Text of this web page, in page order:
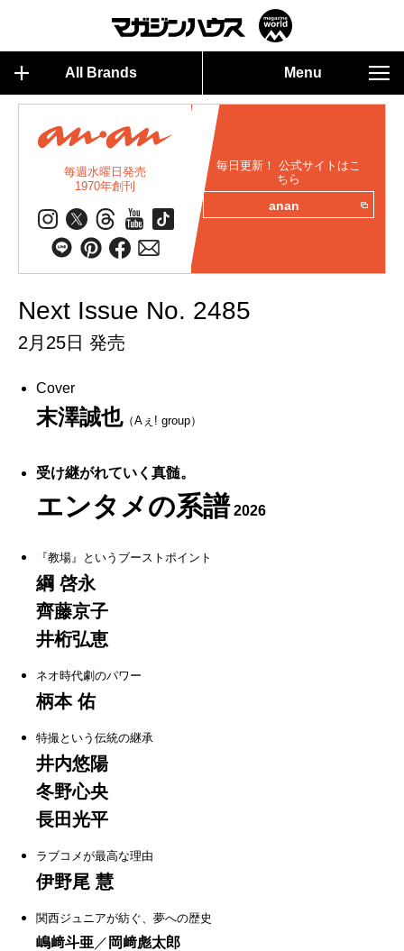
All Brands Menu
毎週水曜日発売
1970年創刊
毎日更新！ 公式サイトはこ
ちら
anan
Next Issue No. 2485
2月25日 発売
Cover
末澤誠也（Aぇ! group）
受け継がれていく真髄。
エンタメの系譜2026
『教場』というブーストポイント
綱 啓永
齊藤京子
井桁弘恵
ネオ時代劇のパワー
柄本 佑
特撮という伝統の継承
井内悠陽
冬野心央
長田光平
ラブコメが最高な理由
伊野尾 慧
関西ジュニアが紡ぐ、夢への歴史
嶋﨑斗亜／ 岡﨑彪太郎